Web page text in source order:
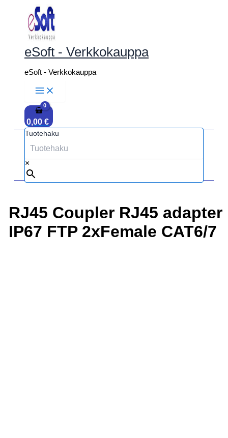
sisältöön
eSoft - Verkkokauppa
eSoft - Verkkokauppa
0,00 €
Tuotehaku
×
RJ45 Coupler RJ45 adapter
IP67 FTP 2xFemale CAT6/7